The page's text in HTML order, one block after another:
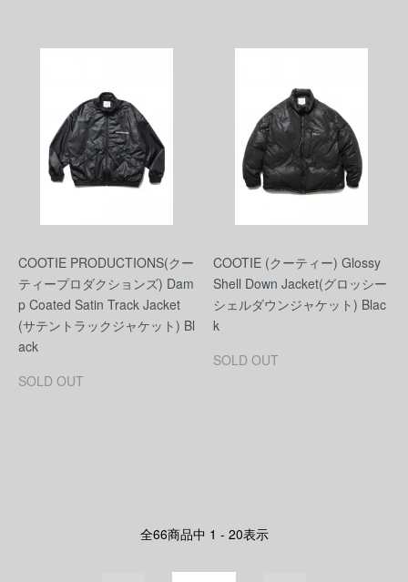
COOTIE PRODUCTIONS(クー
ティープロダクションズ) Dam
p Coated Satin Track Jacket
(サテントラックジャケット) Bl
ack
SOLD OUT
COOTIE (クーティー) Glossy
Shell Down Jacket(グロッシー
シェルダウンジャケット) Blac
k
SOLD OUT
全66商品中 1 - 20表示